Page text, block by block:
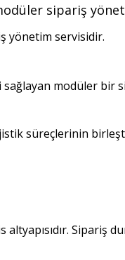
sipariş
yönetim servisidir.
modüler bir
süreçlerinin
Sipariş